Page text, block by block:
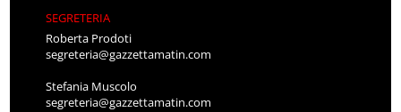
SEGRETERIA
Roberta Prodoti
segreteria@gazzettamatin.com
Stefania Muscolo
segreteria@gazzettamatin.com